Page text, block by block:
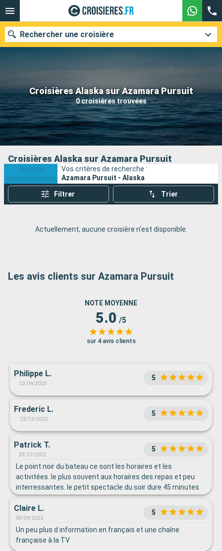
Croisières Alaska sur Azamara Pursuit
0 croisières trouvées
Rechercher une croisière
Nos destinations
Mois de départ
Ports Compagnies
Rechercher
Croisières Alaska sur Azamara Pursuit
Vos critères de recherche :
Azamara Pursuit - Alaska
Filtrer Trier
Actuellement, aucune croisière n'est disponible.
Les avis clients sur Azamara Pursuit
NOTE MOYENNE
5.0 /5
sur 4 avis clients
Philippe L.
22/04/2023
5
Frederic L.
23/12/2022
5
Patrick T.
23/12/2022
5
Le point noir du bateau ce sont les horaires et les
activitées. le plus souvent aux horaires des repas et peu
interressantes. le petit spectacle du soir dure 45 minutes
et le restaurant ferme a 20h30 c'est un peu tot pour les
Français et oui les journées de mer ont s'ennuie ferme sur
le Poursuit.
Claire L.
05/09/2022
5
Un peu plus d information en français et une chaîne
française à la TV